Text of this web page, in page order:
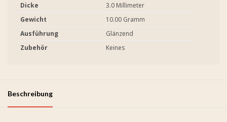
Dicke
3.0 Millimeter
Gewicht
10.00 Gramm
Ausführung
Glänzend
Zubehör
Keines
Beschreibung